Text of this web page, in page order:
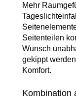
Mehr
Seitenteilen
Wunsch
gekippt
Komfort.
Kombination